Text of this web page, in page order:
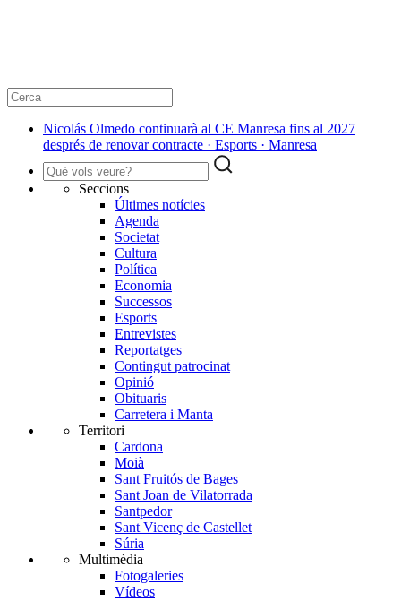
Nicolás Olmedo continuarà al CE Manresa fins al 2027
després de renovar contracte · Esports · Manresa
Seccions
Últimes notícies
Agenda
Societat
Cultura
Política
Economia
Successos
Esports
Entrevistes
Reportatges
Contingut patrocinat
Opinió
Obituaris
Carretera i Manta
Territori
Cardona
Moià
Sant Fruitós de Bages
Sant Joan de Vilatorrada
Santpedor
Sant Vicenç de Castellet
Súria
Multimèdia
Fotogaleries
Vídeos